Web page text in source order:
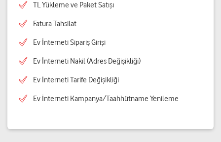
TL Yükleme ve Paket Satışı
Fatura Tahsilat
Ev İnterneti Sipariş Girişi
Ev İnterneti Nakil (Adres Değişikliği)
Ev İnterneti Tarife Değişikliği
Ev İnterneti Kampanya/Taahhütname Yenileme